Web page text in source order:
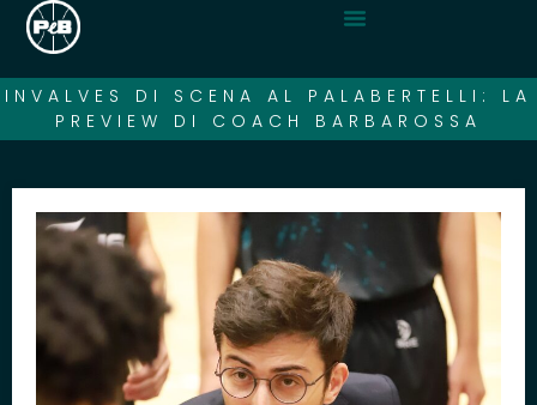
INVALVES DI SCENA AL PALABERTELLI: LA
PREVIEW DI COACH BARBAROSSA